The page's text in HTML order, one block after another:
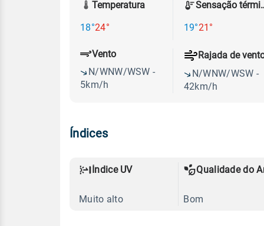
Temperatura
18°24°
19°21°
Vento
N/WNW/WSW -
5km/h
Rajada de
N/WNW/WSW -
42km/h
Índices
Índice UV
Muito alto
Qualidade do
Bom